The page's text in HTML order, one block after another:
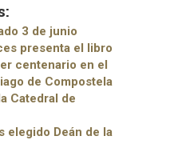
3 de junio
presenta el libro
centenario en el
de Compostela
Catedral de
elegido Deán de la